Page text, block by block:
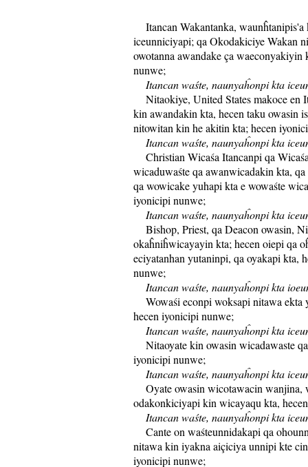
Itancan Wakantanka, waunĥtanipis'a
iceunniciyapi; qa Okodakiciye Wakan
owotanna awandake ça waeconyakiyin
nunwe;
Itancan waśte, naunyaĥonpi kta
Nitaokiye, United States makoce en
kin awandakin kta, hecen taku owasin
nitowitan kin he akitin kta; hecen
Itancan waśte, naunyaĥonpi kta
Christian Wicaśa Itancanpi qa
wicaduwaśte qa awanwicadakin kta,
qa wowicake yuhapi kta e wowaśte
iyonicipi nunwe;
Itancan waśte, naunyaĥonpi kta
Bishop, Priest, qa Deacon owasin,
okaĥniĥwicayayin kta; hecen oiepi qa
eciyatanhan yutaninpi, qa oyakapi kta,
nunwe;
Itancan waśte, naunyaĥonpi kta
Wowaśi econpi woksapi nitawa ekta
hecen iyonicipi nunwe;
Itancan waśte, naunyaĥonpi kta
Nitaoyate kin owasin wicadawaste
iyonicipi nunwe;
Itancan waśte, naunyaĥonpi kta
Oyate owasin wicotawacin wanjina,
odakonkiciyapi kin wicayaqu kta,
Itancan waśte, naunyaĥonpi kta
Cante on waśteunnidakapi qa
nitawa kin iyakna aiçiciya unnipi kte
iyonicipi nunwe;